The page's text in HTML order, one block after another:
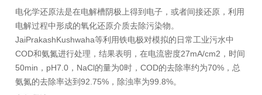
电化学还原法是在电解槽阴极上得到电子，或者间接还原，利用
电解过程中形成的氧化还原介质去除污染物。
JaiPrakashKushwaha等利用铁电极对模拟的日常工业污水中
COD和氨氮进行处理，结果表明，在电流密度27mA/cm2，时间
50min，pH7.0，NaCl的量为0时，COD的去除率约为70%，总
氨氮的去除率达到92.75%，除浊率为99.8%。